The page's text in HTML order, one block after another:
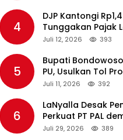
4
DJP Kantongi
Tunggakan Pajak
Pengingat, Total
Juli 12, 2026 393
5
Bupati
PU, Usulkan Tol
Sementara
Juli 11, 2026 392
6
LaNyalla Desak
Perkuat PT PAL
Industri
Juli 29, 2026 389